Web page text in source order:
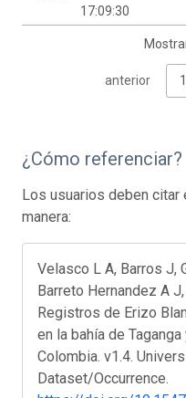
17:09:30
anterior 1
¿Cómo referenciar?
Los usuarios deben
manera:
Velasco L A, Barros J,
Barreto Hernandez A
Registros de Erizo
en la bahía de
Colombia. v1.4.
Dataset/Occurrence.